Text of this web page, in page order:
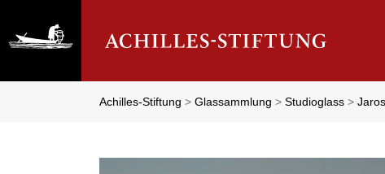
Achilles-Stiftung > Glassammlung > Studioglass >